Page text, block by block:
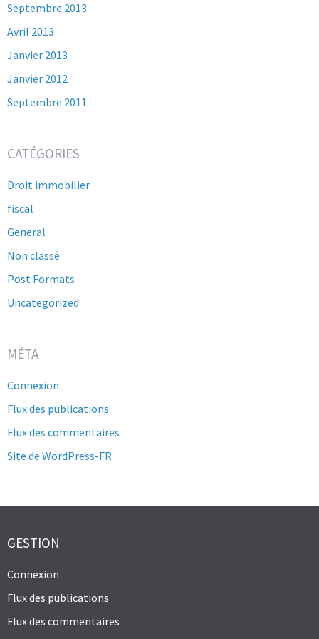
Septembre 2013
Avril 2013
Janvier 2013
Janvier 2012
Septembre 2011
CATÉGORIES
Droit immobilier
fiscal
General
Non classé
Post Formats
Uncategorized
MÉTA
Connexion
Flux des publications
Flux des commentaires
Site de WordPress-FR
GESTION
Connexion
Flux des publications
Flux des commentaires